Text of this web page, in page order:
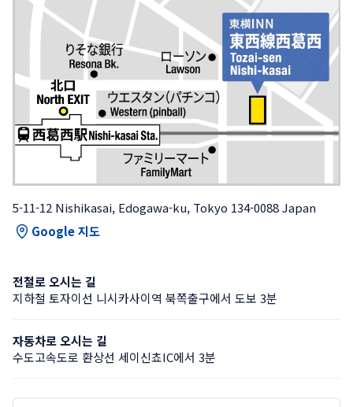
5-11-12 Nishikasai, Edogawa-ku, Tokyo 134-0088 Japan
Google 지도
전철로 오시는 길
지하철 토자이선 니시카사이역 북쪽출구에서 도보 3분
자동차로 오시는 길
수도고속도로 환상선 세이신쵸IC에서 3분